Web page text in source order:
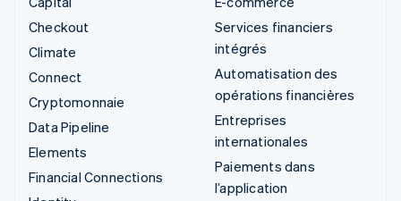
Checkout
Climate
Connect
Cryptomonnaie
Data Pipeline
Elements
Financial Connections
Services financiers
intégrés
Automatisation des
opérations financières
Entreprises
internationales
Paiements dans
l’application